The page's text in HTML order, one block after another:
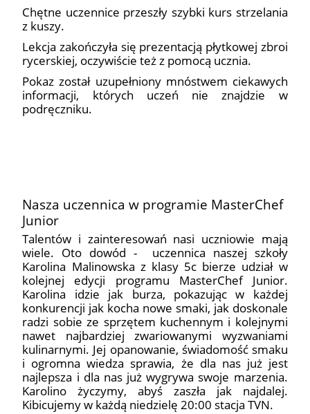
Chętne uczennice przeszły szybki kurs strzelania
z kuszy.
Lekcja zakończyła się prezentacją płytkowej zbroi
rycerskiej, oczywiście też z pomocą ucznia.
Pokaz został uzupełniony mnóstwem ciekawych
informacji, których uczeń nie znajdzie w
podręczniku.
Nasza uczennica w programie MasterChef
Junior
Talentów i zainteresowań nasi uczniowie mają
wiele. Oto dowód - uczennica naszej szkoły
Karolina Malinowska z klasy 5c bierze udział w
kolejnej edycji programu MasterChef Junior.
Karolina idzie jak burza, pokazując w każdej
konkurencji jak kocha nowe smaki, jak doskonale
radzi sobie ze sprzętem kuchennym i kolejnymi
nawet najbardziej zwariowanymi wyzwaniami
kulinarnymi. Jej opanowanie, świadomość smaku
i ogromna wiedza sprawia, że dla nas już jest
najlepsza i dla nas już wygrywa swoje marzenia.
Karolino życzymy, abyś zaszła jak najdalej.
Kibicujemy w każdą niedzielę 20:00 stacja TVN.